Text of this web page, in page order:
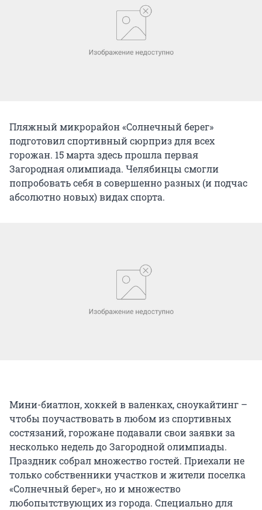
Пляжный микрорайон «Солнечный берег»
подготовил спортивный сюрприз для всех
горожан. 15 марта здесь прошла первая
Загородная олимпиада. Челябинцы смогли
попробовать себя в совершенно разных (и подчас
абсолютно новых) видах спорта.
Мини-биатлон, хоккей в валенках, сноукайтинг –
чтобы поучаствовать в любом из спортивных
состязаний, горожане подавали свои заявки за
несколько недель до Загородной олимпиады.
Праздник собрал множество гостей. Приехали не
только собственники участков и жители поселка
«Солнечный берег», но и множество
любопытствующих из города. Специально для